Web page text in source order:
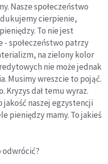
Nasze społeczeństwo
cierpienie,
To nie jest
- społeczeństwo patrzy
na zielony kolor
nie może jednak
Musimy wreszcie to pojąć.
Kryzys dał temu wyraz.
jakość naszej egzystencji
pieniędzy mamy. To jakieś
odwrócić?